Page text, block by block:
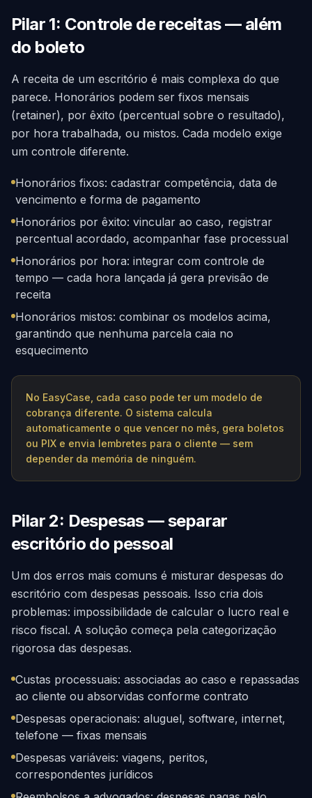
Pilar 1: Controle de receitas — além
do boleto
A receita de um escritório é mais complexa do que
parece. Honorários podem ser fixos mensais
(retainer), por êxito (percentual sobre o resultado),
por hora trabalhada, ou mistos. Cada modelo exige
um controle diferente.
Honorários fixos: cadastrar competência, data de
vencimento e forma de pagamento
Honorários por êxito: vincular ao caso, registrar
percentual acordado, acompanhar fase processual
Honorários por hora: integrar com controle de
tempo — cada hora lançada já gera previsão de
receita
Honorários mistos: combinar os modelos acima,
garantindo que nenhuma parcela caia no
esquecimento
No EasyCase, cada caso pode ter um modelo de
cobrança diferente. O sistema calcula
automaticamente o que vencer no mês, gera boletos
ou PIX e envia lembretes para o cliente — sem
depender da memória de ninguém.
Pilar 2: Despesas — separar
escritório do pessoal
Um dos erros mais comuns é misturar despesas do
escritório com despesas pessoais. Isso cria dois
problemas: impossibilidade de calcular o lucro real e
risco fiscal. A solução começa pela categorização
rigorosa das despesas.
Custas processuais: associadas ao caso e repassadas
ao cliente ou absorvidas conforme contrato
Despesas operacionais: aluguel, software, internet,
telefone — fixas mensais
Despesas variáveis: viagens, peritos,
correspondentes jurídicos